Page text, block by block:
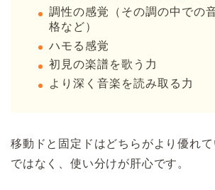
調性の感覚（その調の中での
格など）
ハモる感覚
初見の楽譜を歌う力
より深く音楽を読み取る力
移動ドと固定ドはどちらがより優れ
ではなく、使い分けが肝心です。